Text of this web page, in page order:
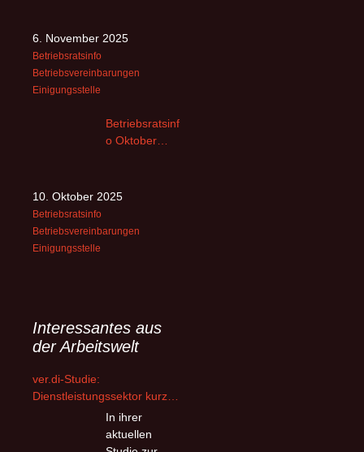
6. November 2025
Betriebsratsinfo
Betriebsvereinbarungen
Einigungsstelle
Betriebsratsinf
o Oktober
10. Oktober 2025
Betriebsratsinfo
Betriebsvereinbarungen
Einigungsstelle
Interessantes aus
der Arbeitswelt
ver.di-Studie:
Dienstleistungssektor kurz
vor dem Kollaps –
Beschäftigte flüchten wegen
Überlastung und
In ihrer
aktuellen